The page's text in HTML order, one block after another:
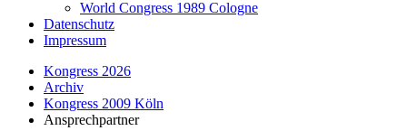
World Congress 1989 Cologne
Datenschutz
Impressum
Kongress 2026
Archiv
Kongress 2009 Köln
Ansprechpartner